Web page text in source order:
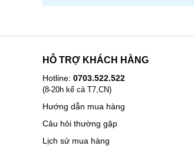
HỖ TRỢ KHÁCH HÀNG
Hotline: 0703.522.522
(8-20h kể cả T7,CN)
Hướng dẫn mua hàng
Câu hỏi thường gặp
Lịch sử mua hàng